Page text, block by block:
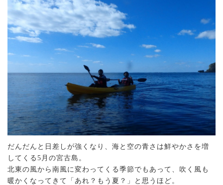
だんだんと日差しが強くなり、海と空の青さは鮮やかさを増
してくる5月の宮古島。
北東の風から南風に変わってくる季節でもあって、吹く風も
暖かくなってきて「あれ？もう夏？」と思うほど。